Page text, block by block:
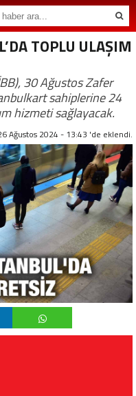
TOPLU ULAŞIM
30 Ağustos Zafer
sahiplerine 24
hizmeti sağlayacak.
Ağustos 2024 - 13:43 'de eklendi.